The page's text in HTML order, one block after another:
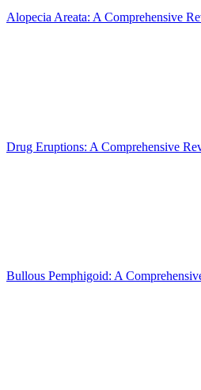
Alopecia Areata: A Comprehensive
Drug Eruptions: A Comprehensive
Bullous Pemphigoid: A